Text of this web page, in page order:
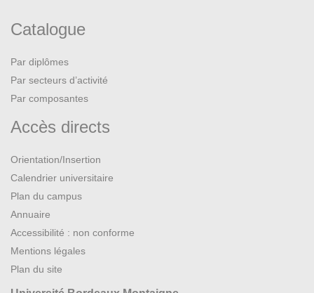
Catalogue
Par diplômes
Par secteurs d’activité
Par composantes
Accès directs
Orientation/Insertion
Calendrier universitaire
Plan du campus
Annuaire
Accessibilité : non conforme
Mentions légales
Plan du site